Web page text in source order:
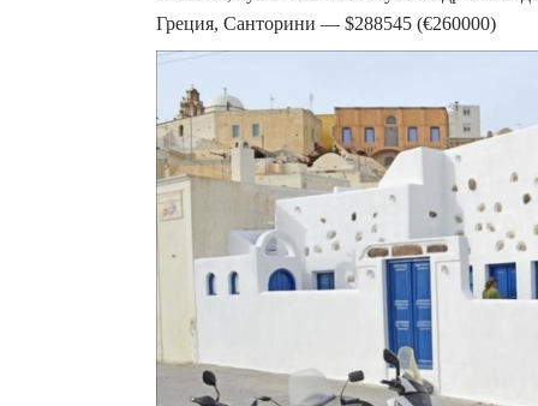
Греция, Санторини — $288545 (€260000)